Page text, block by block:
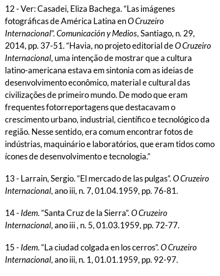
12 - Ver: Casadei, Eliza Bachega. “Las imágenes
fotográficas de América Latina enO Cruzeiro
Internacional”.Comunicación y Medios, Santiago, n. 29,
2014, pp. 37-51. “Havia, no projeto editorial deO Cruzeiro
Internacional, uma intenção de mostrar que a cultura
latino-americana estava em sintonia com as ideias de
desenvolvimento econômico, material e cultural das
civilizações de primeiro mundo. De modo que eram
frequentes fotorreportagens que destacavam o
crescimento urbano, industrial, científico e tecnológico da
região. Nesse sentido, era comum encontrar fotos de
indústrias, maquinário e laboratórios, que eram tidos como
ícones de desenvolvimento e tecnologia.”
13 - Larrain, Sergio. “El mercado de las pulgas”.O Cruzeiro
Internacional, ano iii, n. 7, 01.04.1959, pp. 76-81.
14 - Idem. “Santa Cruz de la Sierra”.O Cruzeiro
Internacional, ano iii , n. 5, 01.03.1959, pp. 72-77.
15 - Idem. “La ciudad colgada en los cerros”.O Cruzeiro
Internacional, ano iii, n. 1, 01.01.1959, pp. 92-97.